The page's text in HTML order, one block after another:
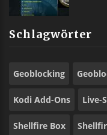
Schlagwörter
Geoblocking
Kodi Add-Ons Live-
Shellfire Box